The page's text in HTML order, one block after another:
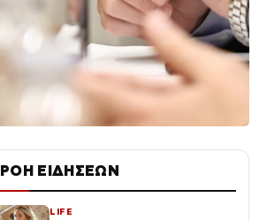
ΡΟΗ ΕΙΔΗΣΕΩΝ
LIFE